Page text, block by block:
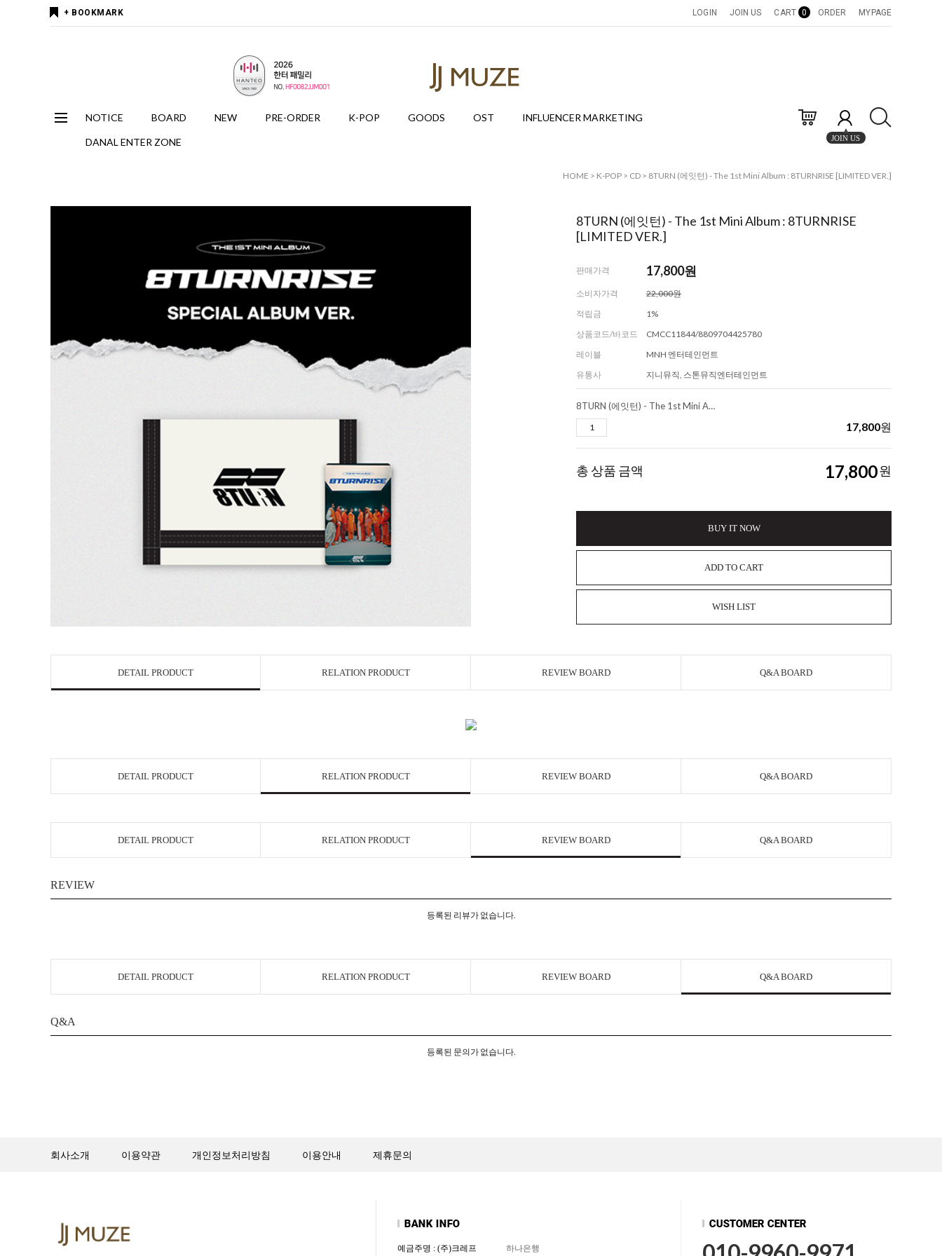
+ BOOKMARK LOGIN JOIN US CART 0 ORDER MYPAGE
NOTICE BOARD NEW PRE-ORDER K-POP GOODS OST INFLUENCER MARKETING
DANAL ENTER ZONE JOIN US
HOME > K-POP > CD > 8TURN (에잇턴) - The 1st Mini Album : 8TURNRISE [LIMITED VER.]
8TURN (에잇턴) - The 1st Mini Album : 8TURNRISE
[LIMITED VER.]
판매가격 17,800원
소비자가격
22,000원
적립금
1%
상품코드/바코드
CMCC11844/8809704425780
레이블
MNH 엔터테인먼트
유통사
지니뮤직, 스톤뮤직엔터테인먼트
8TURN (에잇턴) - The 1st Mini Album : 8TURNRISE [LIMITED VER.]
17,800원
총 상품 금액 17,800원
BUY IT NOW
ADD TO CART
WISH LIST
DETAIL PRODUCT RELATION PRODUCT REVIEW BOARD Q&A BOARD
DETAIL PRODUCT RELATION PRODUCT REVIEW BOARD Q&A BOARD
DETAIL PRODUCT RELATION PRODUCT REVIEW BOARD Q&A BOARD
REVIEW
등록된 리뷰가 없습니다.
DETAIL PRODUCT RELATION PRODUCT REVIEW BOARD Q&A BOARD
Q&A
등록된 문의가 없습니다.
회사소개 이용약관 개인정보처리방침 이용안내 제휴문의
예금주명 : (주)크레프 하나은행